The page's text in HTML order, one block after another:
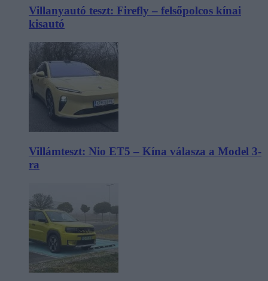
Villanyautó teszt: Firefly – felsőpolcos kínai
kisautó
Villámteszt: Nio ET5 – Kína válasza a Model 3-
ra